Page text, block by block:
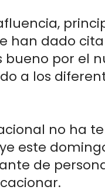
han dado
bueno por el
a los
no ha
este
de